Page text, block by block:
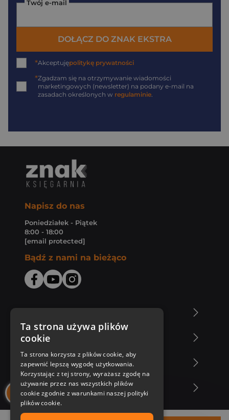
Twój e-mail
DOŁĄCZ DO ZNAK EKSTRA
*Akceptujępolitykę prywatności
*Zgadzam się na otrzymywanie wiadomości
marketingowych (newsletter) na podany e-mail na
zasadach określonych w regulaminie.
Napisz do nas
Poniedziałek - Piątek
8:00 - 18:00
[email protected]
Bądź z nami na bieżąco
Zakupy u nas
Nasza oferta
Nasi autorzy
Ta strona używa plików
cookie
Ta strona korzysta z plików cookie, aby
zapewnić lepszą wygodę użytkowania.
Korzystając z tej strony, wyrażasz zgodę na
używanie przez nas wszystkich plików
cookie zgodnie z warunkami naszej polityki
plików cookie.